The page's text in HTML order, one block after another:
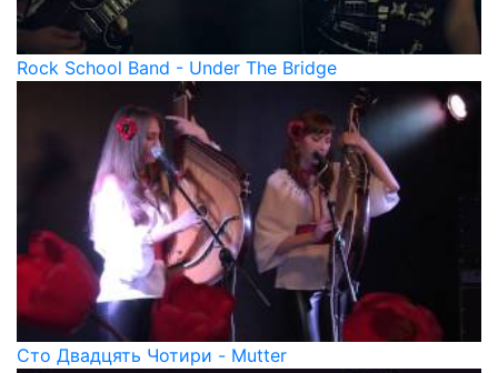
Rock School Band - Under The Bridge
Сто Двадцять Чотири - Mutter